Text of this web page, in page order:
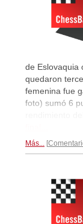
de Eslovaquia
quedaron
femenina fue
foto) sumó 6
Más...